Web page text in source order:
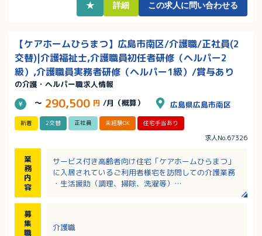
★ 詳細 この求人に問い合わせる
【ケアホームひらまつ】広島市南区/介護職/正社員(2
交替)|介護福祉士,介護職員初任者研修（ヘルパー2
級）,介護職員実務者研修（ヘルパー1級）/賞与あり
の介護・ヘルパー職求人情報
～ 290,500 円 /月（概算） 広島県広島市南区
新着 2交替 正社員 未経験OK 住宅手当あり
求人No.67326
業
務
内
容
サービス付き高齢者向け住宅「ケアホームひらまつ」
に入居されているご利用者様宅を訪問しての介護業務
・生活援助（調理、掃除、洗濯等）
募
集
職
介護職